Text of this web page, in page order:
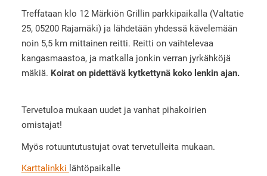
Treffataan klo 12 Märkiön Grillin parkkipaikalla (Valtatie
25, 05200 Rajamäki) ja lähdetään yhdessä kävelemään
noin 5,5 km mittainen reitti. Reitti on vaihtelevaa
kangasmaastoa, ja matkalla jonkin verran jyrkähköjä
mäkiä. Koirat on pidettävä kytkettynä koko lenkin ajan.
Tervetuloa mukaan uudet ja vanhat pihakoirien
omistajat!
Myös rotuuntutustujat ovat tervetulleita mukaan.
Karttalinkki lähtöpaikalle